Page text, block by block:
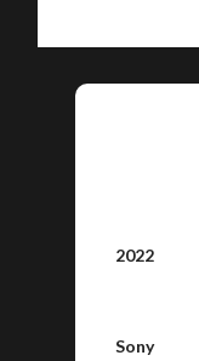
2022
Sony